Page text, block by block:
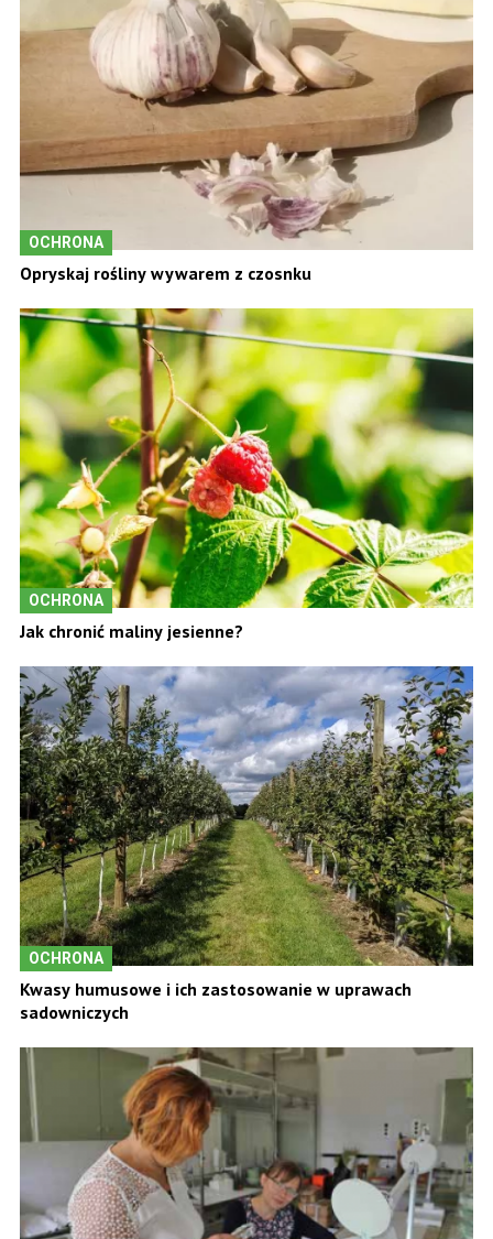
OCHRONA
Opryskaj rośliny wywarem z czosnku
OCHRONA
Jak chronić maliny jesienne?
OCHRONA
Kwasy humusowe i ich zastosowanie w uprawach
sadowniczych